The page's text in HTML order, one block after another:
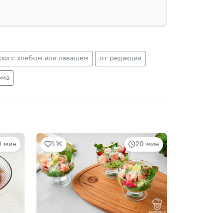
с хлебом или лавашем от редакции
мин 20 мин
1.1K